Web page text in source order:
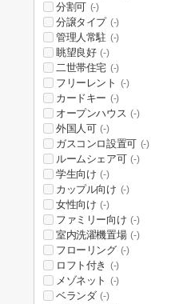
分割可 (-)
分譲タイプ (-)
管理人常駐 (-)
眺望良好 (-)
二世帯住宅 (-)
フリーレント (-)
カードキー (-)
オープンハウス (-)
外国人可 (-)
ガスコンロ設置可 (-)
ルームシェア可 (-)
学生向け (-)
カップル向け (-)
女性向け (-)
ファミリー向け (-)
室内洗濯機置場 (-)
フローリング (-)
ロフト付き (-)
メゾネット (-)
ベランダ (-)